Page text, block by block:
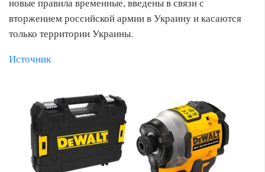
вторжением российской армии в Украину и касаются
только территории Украины.
Источник